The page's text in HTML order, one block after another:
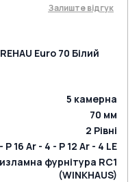
Залиште відгук
Euro 70 Білий
5 камерна
70 мм
2 Рівні
P 16 Ar - 4 - P 12 Ar - 4 LE
фурнітура RC1
(WINKHAUS)